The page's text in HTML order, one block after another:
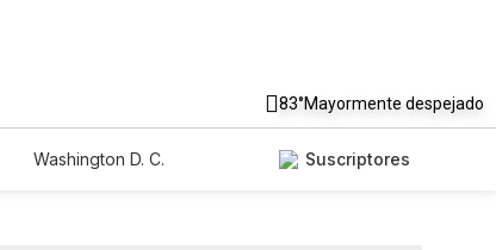
83°Mayormente despejado
Washington D. C.
Suscriptores